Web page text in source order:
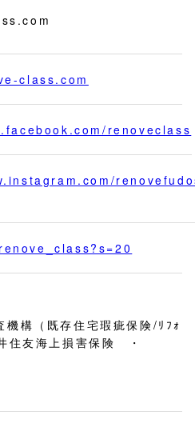
class.com
renoveclass
機構（既存住宅瑕疵保険/ﾘﾌｫ
住友海上損害保険 ・